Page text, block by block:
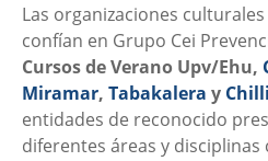
Las organizaciones
confían en Grupo Cei
Cursos de Verano Upv/Ehu,
Miramar, Tabakalera y
entidades de reconocido
diferentes áreas y disciplinas